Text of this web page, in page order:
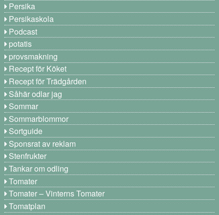
Persika
Persikaskola
Podcast
potatis
provsmakning
Recept för Köket
Recept för Trädgården
Såhär odlar jag
Sommar
Sommarblommor
Sortguide
Sponsrat av reklam
Stenfrukter
Tankar om odling
Tomater
Tomater – Vinterns Tomater
Tomatplan